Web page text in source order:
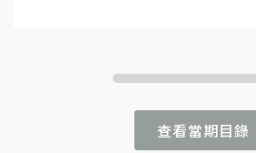
查看當期目錄